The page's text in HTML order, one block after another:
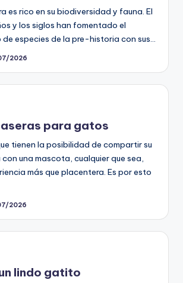
es rico en su biodiversidad y fauna. El
y los siglos han fomentado el
especies de la pre-historia con sus…
2026
para gatos
tienen la posibilidad de compartir su
una mascota, cualquier que sea,
más que placentera. Es por esto
2026
lindo gatito